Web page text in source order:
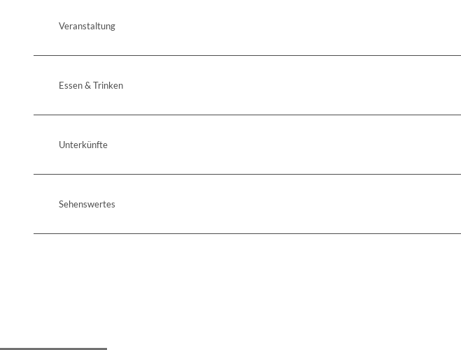
Veranstaltung
Essen & Trinken
Unterkünfte
Sehenswertes